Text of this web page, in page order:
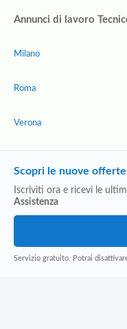
Annunci di lavoro
Milano
Roma
Verona
Scopri le nuove
Iscriviti ora e ricevi le
Assistenza
Servizio gratuito. Potrai